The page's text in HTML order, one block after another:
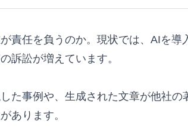
責任を負うのか。現状では、AIを
訴訟が増えています。
た事例や、生成された文章が他社
あります。